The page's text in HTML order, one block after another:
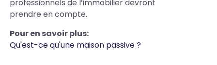
professionnels de l’immobilier devront
prendre en compte.
Pour en savoir plus:
Qu'est-ce qu'une maison passive ?